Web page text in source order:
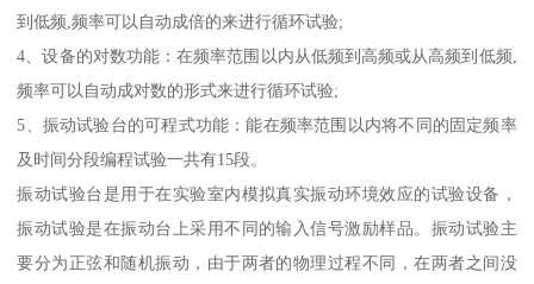
到低频,频率可以自动成倍的来进行循环试验;
4、设备的对数功能：在频率范围以内从低频到高频或从高频到低频,
频率可以自动成对数的形式来进行循环试验;
5、振动试验台的可程式功能：能在频率范围以内将不同的固定频率
及时间分段编程试验一共有15段。
振动试验台是用于在实验室内模拟真实振动环境效应的试验设备，
振动试验是在振动台上采用不同的输入信号激励样品。振动试验主
要分为正弦和随机振动，由于两者的物理过程不同，在两者之间没